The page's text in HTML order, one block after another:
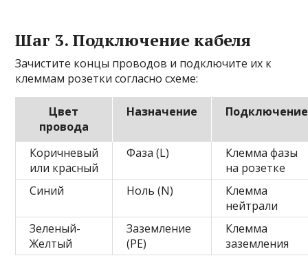
Шаг 3. Подключение кабеля
Зачистите концы проводов и подключите их к
клеммам розетки согласно схеме:
Цвет
провода
Назначение Подключение
Коричневый
или красный
Фаза (L)
Клемма фазы
на розетке
Синий
Ноль (N)
Клемма
нейтрали
Зеленый-
Желтый
Заземление
(PE)
Клемма
заземления